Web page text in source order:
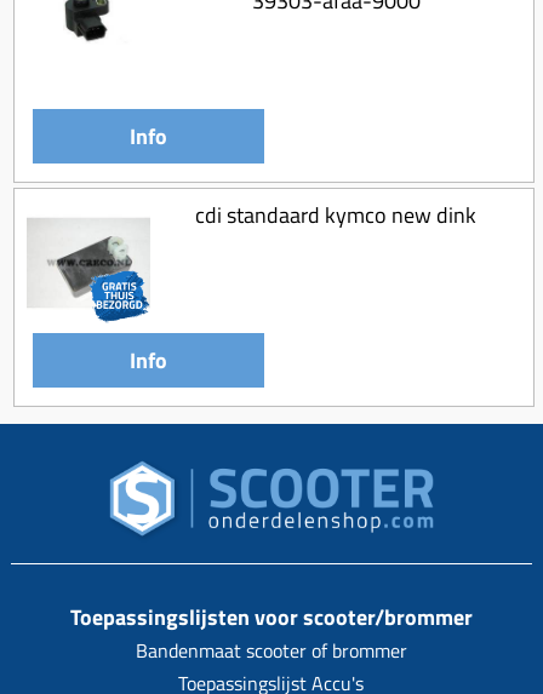
Info
cdi standaard kymco new dink
Info
Toepassingslijsten voor scooter/brommer
Bandenmaat scooter of brommer
Toepassingslijst Accu's